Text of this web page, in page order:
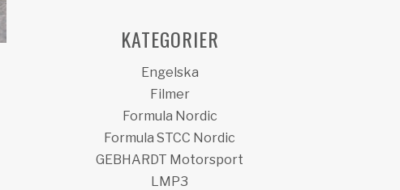
KATEGORIER
Engelska
Filmer
Formula Nordic
Formula STCC Nordic
GEBHARDT Motorsport
LMP3